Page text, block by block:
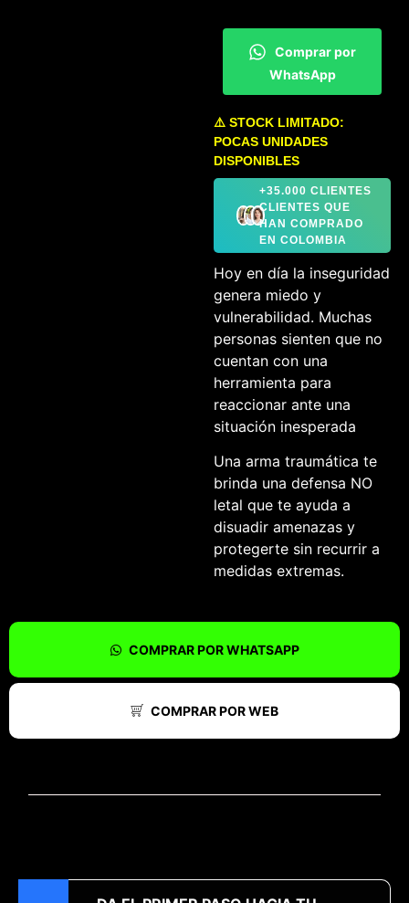
Comprar por
WhatsApp
⚠️ STOCK LIMITADO:
POCAS UNIDADES
DISPONIBLES
+35.000 CLIENTES
CLIENTES QUE
HAN COMPRADO
EN COLOMBIA
Hoy en día la inseguridad
genera miedo y
vulnerabilidad. Muchas
personas sienten que no
cuentan con una
herramienta para
reaccionar ante una
situación inesperada
Una arma traumática te
brinda una defensa NO
letal que te ayuda a
disuadir amenazas y
protegerte sin recurrir a
medidas extremas.
COMPRAR POR WHATSAPP
COMPRAR POR WEB